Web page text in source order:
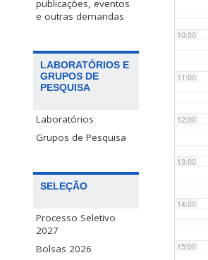
publicações, eventos
e outras demandas
LABORATÓRIOS E
GRUPOS DE
PESQUISA
Laboratórios
Grupos de Pesquisa
SELEÇÃO
Processo Seletivo
2027
Bolsas 2026
10:00
11:00
12:00
13:00
14:00
15:00